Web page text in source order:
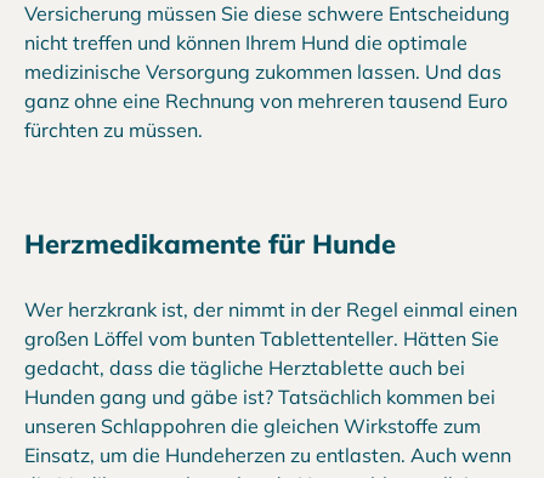
Versicherung müssen Sie diese schwere Entscheidung
nicht treffen und können Ihrem Hund die optimale
medizinische Versorgung zukommen lassen. Und das
ganz ohne eine Rechnung von mehreren tausend Euro
fürchten zu müssen.
Herzmedikamente für Hunde
Wer herzkrank ist, der nimmt in der Regel einmal einen
großen Löffel vom bunten Tablettenteller. Hätten Sie
gedacht, dass die tägliche Herztablette auch bei
Hunden gang und gäbe ist? Tatsächlich kommen bei
unseren Schlappohren die gleichen Wirkstoffe zum
Einsatz, um die Hundeherzen zu entlasten. Auch wenn